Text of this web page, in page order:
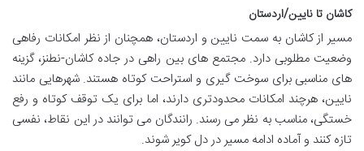
کاشان تا نایین/اردستان
مسیر از کاشان به سمت نایین و اردستان، همچنان از نظر امکانات رفاهی
وضعیت مطلوبی دارد. مجتمع های بین راهی در جاده کاشان-نطنز، گزینه
های مناسبی برای سوخت گیری و استراحت کوتاه هستند. شهرهایی مانند
نایین، هرچند امکانات محدودتری دارند، اما برای یک توقف کوتاه و رفع
خستگی، مناسب به نظر می رسند. رانندگان می توانند در این نقاط، نفسی
تازه کنند و آماده ادامه مسیر در دل کویر شوند.